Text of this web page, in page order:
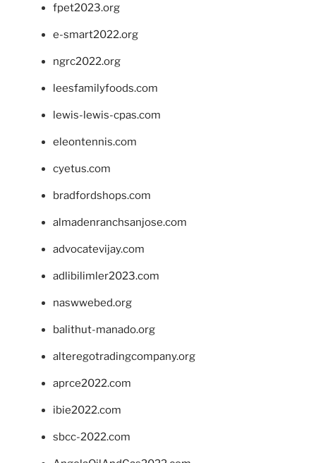
fpet2023.org
e-smart2022.org
ngrc2022.org
leesfamilyfoods.com
lewis-lewis-cpas.com
eleontennis.com
cyetus.com
bradfordshops.com
almadenranchsanjose.com
advocatevijay.com
adlibilimler2023.com
naswwebed.org
balithut-manado.org
alteregotradingcompany.org
aprce2022.com
ibie2022.com
sbcc-2022.com